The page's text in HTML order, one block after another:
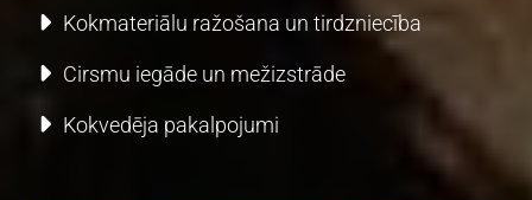
Kokmateriālu ražošana un tirdzniecība
Cirsmu iegāde un mežizstrāde
Kokvedēja pakalpojumi